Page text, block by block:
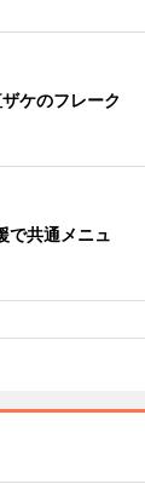
ケのフレーク
で共通メニュ